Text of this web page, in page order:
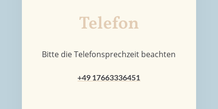
Telefon
Bitte die Telefonsprechzeit beachten
+49 17663336451